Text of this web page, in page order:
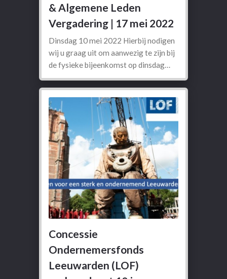
& Algemene Leden
Vergadering | 17 mei 2022
Dinsdag 10 mei 2022 Hierbij nodigen
wij u graag uit om aanwezig te zijn bij
de fysieke bijeenkomst op dinsdag…
Concessie
Ondernemersfonds
Leeuwarden (LOF)